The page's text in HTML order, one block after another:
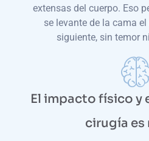
extensas del cuerpo. Eso
se levante de la cama
siguiente, sin temor
El impacto físico y
cirugía es